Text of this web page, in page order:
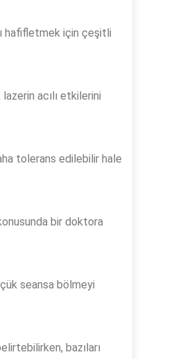
hafifletmek için çeşitli
acılı etkilerini
tolerans edilebilir hale
bir doktora
seansa bölmeyi
bazıları